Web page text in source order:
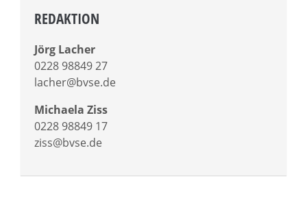
REDAKTION
Jörg Lacher
0228 98849 27
lacher@bvse.de
Michaela Ziss
0228 98849 17
ziss@bvse.de